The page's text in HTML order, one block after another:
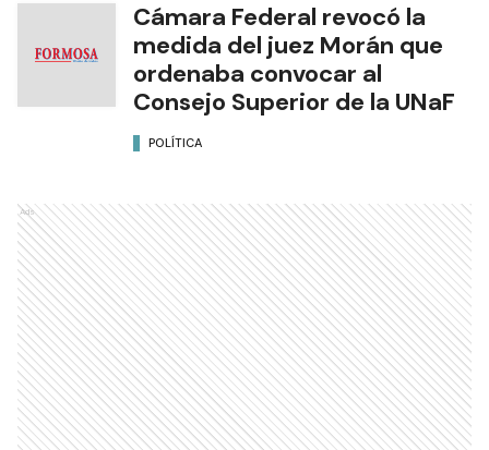
Cámara Federal revocó la
medida del juez Morán que
ordenaba convocar al
Consejo Superior de la UNaF
POLÍTICA
Ads